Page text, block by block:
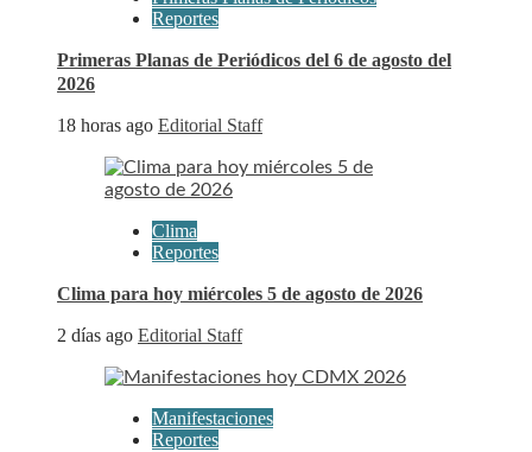
Reportes
Primeras Planas de Periódicos del 6 de agosto del
2026
18 horas ago Editorial Staff
Clima
Reportes
Clima para hoy miércoles 5 de agosto de 2026
2 días ago Editorial Staff
Manifestaciones
Reportes